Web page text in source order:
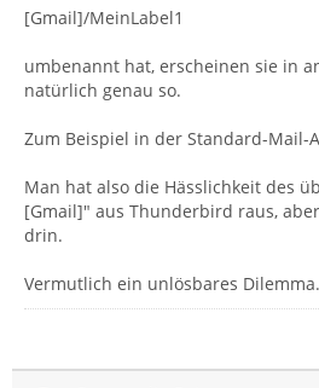
[Gmail]/MeinLabel1
umbenannt hat, erscheinen sie in
natürlich genau so.
Zum Beispiel in der Standard-Mail-
Man hat also die Hässlichkeit des
[Gmail]" aus Thunderbird raus,
drin.
Vermutlich ein unlösbares Dilemma.